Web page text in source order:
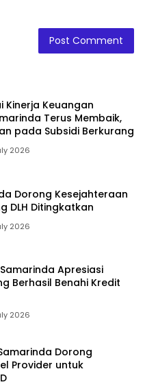
Kinerja Keuangan
Terus Membaik,
pada Subsidi Berkurang
2026
Dorong Kesejahteraan
DLH Ditingkatkan
2026
Samarinda Apresiasi
Berhasil Benahi Kredit
2026
Dorong
Provider untuk